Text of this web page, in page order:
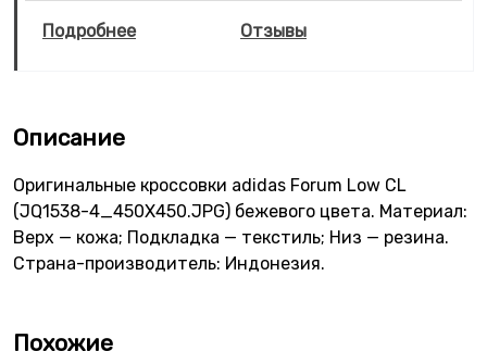
Подробнее Отзывы
Описание
Оригинальные кроссовки adidas Forum Low CL
(JQ1538-4_450X450.JPG) бежевого цвета. Материал:
Верх — кожа; Подкладка — текстиль; Низ — резина.
Страна-производитель: Индонезия.
Похожие